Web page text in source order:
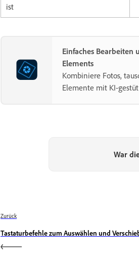
ist
Einfaches
Elements
Kombiniere Fotos,
Elemente mit KI-
War
Zurück
Tastaturbefehle zum Auswählen und